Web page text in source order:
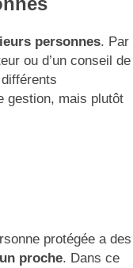
personnes. Par
ou d’un conseil de
gestion, mais plutôt
protégée a des
proche. Dans ce